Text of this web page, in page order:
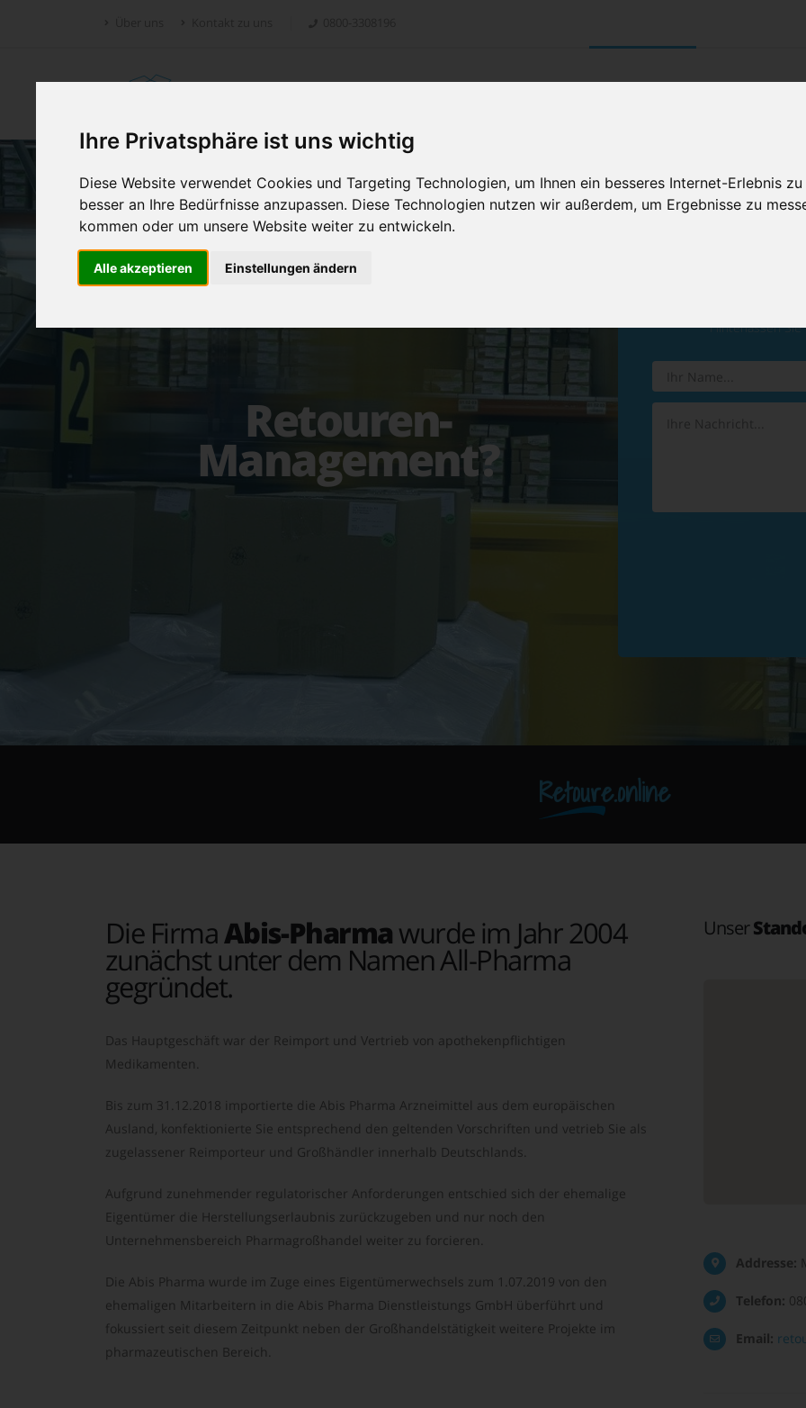
Ihre Privatsphäre ist uns wichtig
Diese Website verwendet Cookies und Targeting Technologien, um Ihnen ein besseres Internet-Erlebnis
besser an Ihre Bedürfnisse anzupassen. Diese Technologien nutzen wir außerdem, um Ergebnisse zu
kommen oder um unsere Website weiter zu entwickeln.
Alle akzeptieren Einstellungen ändern
Retoure.online
Retouren-
Management?
Hinterlassen
Retoure.online
Die FirmaAbis-Pharmawurde im Jahr 2004
zunächst unter dem Namen All-Pharma
gegründet.
Das Hauptgeschäft war der Reimport und Vertrieb von apothekenpflichtigen
Medikamenten.
Bis zum 31.12.2018 importierte die Abis Pharma Arzneimittel aus dem europäischen
Ausland, konfektionierte Sie entsprechend den geltenden Vorschriften und vetrieb Sie als
zugelassener Reimporteur und Großhändler innerhalb Deutschlands.
Aufgrund zunehmender regulatorischer Anforderungen entschied sich der ehemalige
Eigentümer die Herstellungserlaubnis zurückzugeben und nur noch den
Unternehmensbereich Pharmagroßhandel weiter zu forcieren.
Die Abis Pharma wurde im Zuge eines Eigentümerwechsels zum 1.07.2019 von den
ehemaligen Mitarbeitern in die Abis Pharma Dienstleistungs GmbH überführt und
fokussiert seit diesem Zeitpunkt neben der Großhandelstätigkeit weitere Projekte im
pharmazeutischen Bereich.
Unser
Addresse:
Telefon:
Email: